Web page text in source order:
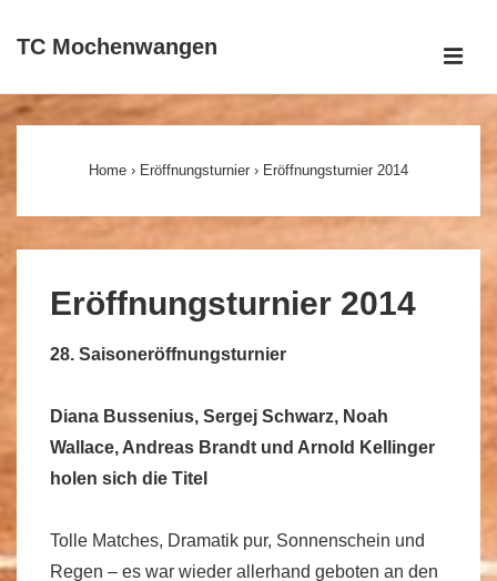
ZumTC Mochenwangen
Main
Home › Eröffnungsturnier › Eröffnungsturnier 2014
Eröffnungsturnier 2014
28. Saisoneröffnungsturnier
Diana Bussenius, Sergej Schwarz, Noah
Wallace, Andreas Brandt und Arnold Kellinger
holen sich die Titel
Tolle Matches, Dramatik pur, Sonnenschein und
Regen – es war wieder allerhand geboten an den